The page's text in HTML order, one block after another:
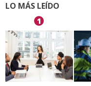
LO MÁS LEÍDO
1